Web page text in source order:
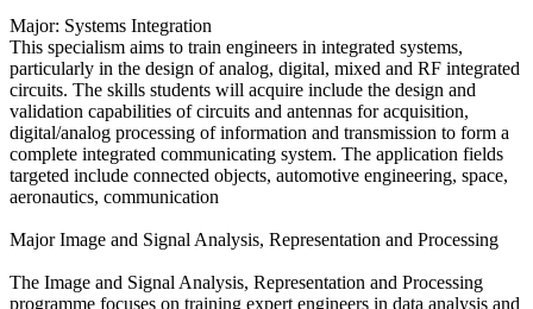
Major: Systems Integration
This specialism aims to train engineers in integrated systems,
particularly in the design of analog, digital, mixed and RF integrated
circuits. The skills students will acquire include the design and
validation capabilities of circuits and antennas for acquisition,
digital/analog processing of information and transmission to form a
complete integrated communicating system. The application fields
targeted include connected objects, automotive engineering, space,
aeronautics, communication
Major Image and Signal Analysis, Representation and Processing
The Image and Signal Analysis, Representation and Processing
programme focuses on training expert engineers in data analysis and